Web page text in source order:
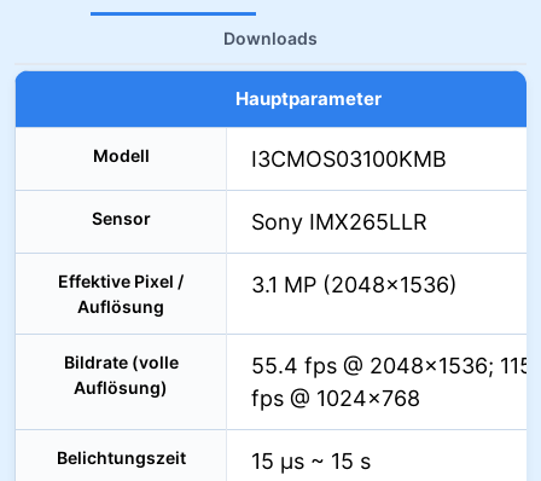
Downloads
Hauptparameter
Modell I3CMOS03100KMB
Sensor Sony IMX265LLR
Effektive Pixel /
Auflösung
3.1 MP (2048×1536)
Bildrate (volle
Auflösung)
55.4 fps @ 2048×1536;
fps @ 1024×768
Belichtungszeit 15 µs ~ 15 s